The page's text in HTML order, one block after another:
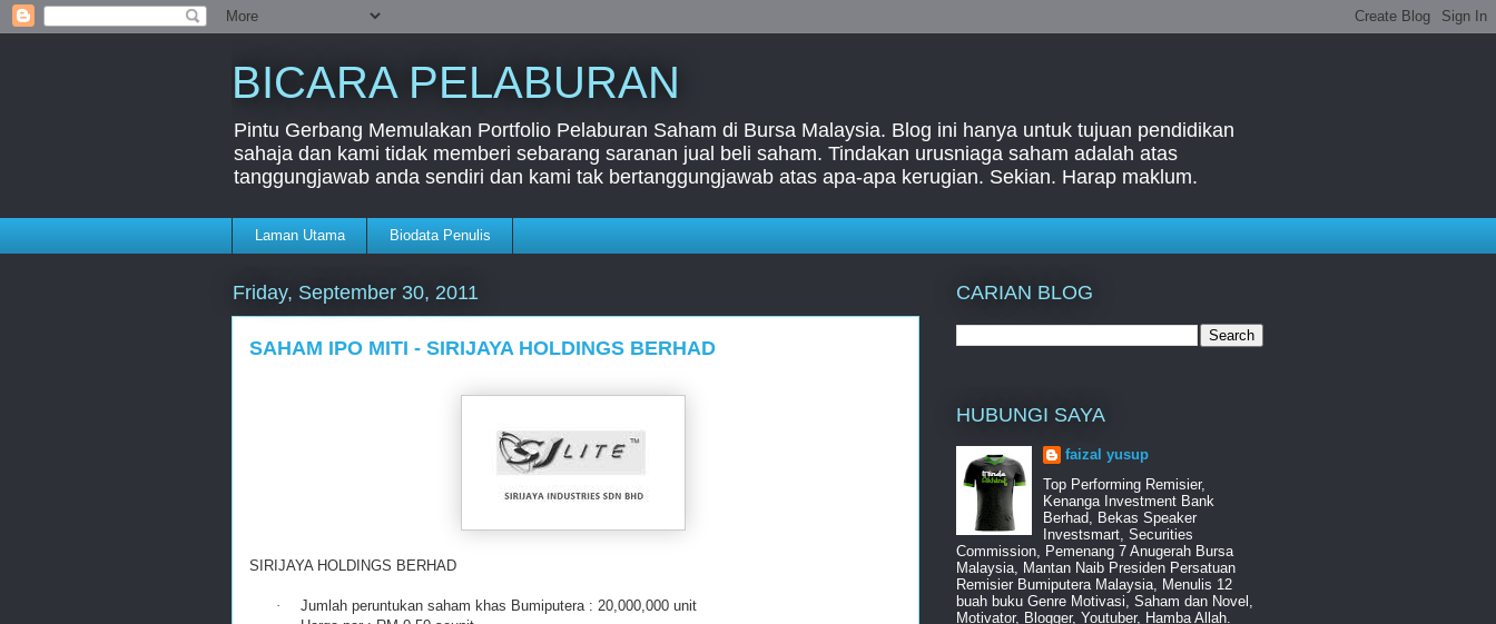
BICARA PELABURAN
Pintu Gerbang Memulakan Portfolio Pelaburan Saham di Bursa Malaysia. Blog ini hanya untuk tujuan pendidikan
sahaja dan kami tidak memberi sebarang saranan jual beli saham. Tindakan urusniaga saham adalah atas
tanggungjawab anda sendiri dan kami tak bertanggungjawab atas apa-apa kerugian. Sekian. Harap maklum.
Laman Utama Biodata Penulis
Friday, September 30, 2011
SAHAM IPO MITI - SIRIJAYA HOLDINGS BERHAD
SIRIJAYA HOLDINGS BERHAD
·
Jumlah peruntukan saham khas Bumiputera : 20,000,000 unit
CARIAN BLOG
HUBUNGI SAYA
faizal yusup
Top Performing Remisier,
Kenanga Investment Bank
Berhad, Bekas Speaker
Investsmart, Securities
Commission, Pemenang 7 Anugerah Bursa
Malaysia, Mantan Naib Presiden Persatuan
Remisier Bumiputera Malaysia, Menulis 12
buah buku Genre Motivasi, Saham dan Novel,
Motivator, Blogger, Youtuber, Hamba Allah.